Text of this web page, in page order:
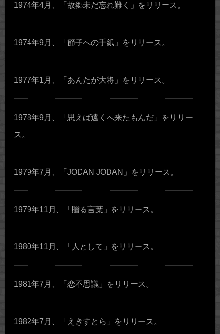
1974年4月、「故郷未だ忘れ難く」をリリース。
1974年9月、「節子への手紙」をリリース。
1977年1月、「あんたが大将」をリリース。
1978年9月、「思えば遠くへ来たもんだ」をリリー
ス。
1979年7月、「JODAN JODAN」をリリース。
1979年11月、「贈る言葉」をリリース。
1980年11月、「人として」をリリース。
1981年7月、「恋不思議」をリリース。
1982年7月、「えきすとら」をリリース。